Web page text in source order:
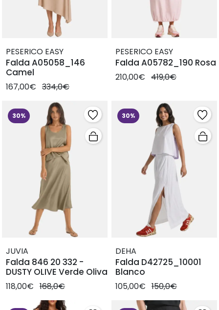
PESERICO EASY
Falda A05058_146
Camel
167,00€ 334,0€
PESERICO EASY
Falda A05782_190 Rosa
210,00€ 419,0€
30%
JUVIA
Falda 846 20 332 -
DUSTY OLIVE Verde Oliva
118,00€ 168,0€
30%
DEHA
Falda D42725_10001
Blanco
105,00€ 150,0€